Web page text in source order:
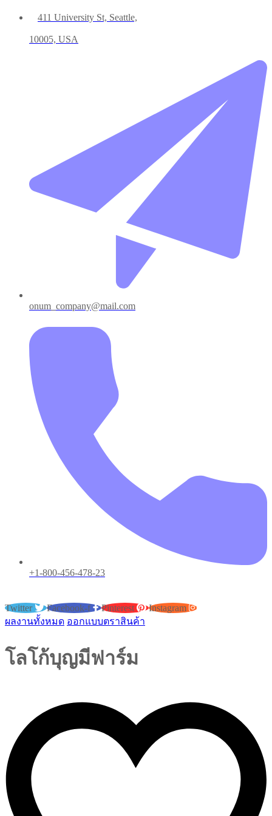
411 University St, Seattle,
10005, USA
onum_company@mail.com
+1-800-456-478-23
Twitter Facebook-f Pinterest
Instagram
ผลงานทั้งหมด ออกแบบตราสินค้า
โลโก้บุญมีฟาร์ม